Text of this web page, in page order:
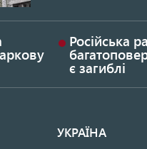
Російська
є загиблі
УКРАЇНА